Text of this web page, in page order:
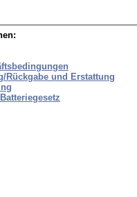
Rückgabe und Erstattung